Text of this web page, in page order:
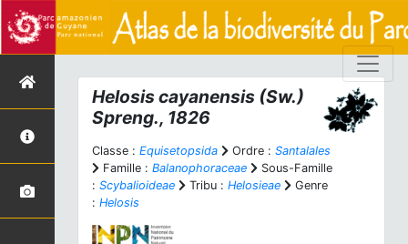
Helosis cayanensis (Sw.)
Spreng., 1826
Classe : Equisetopsida Ordre : Santalales
Famille : Balanophoraceae
Sous-Famille
: Scybalioideae Tribu : Helosieae
Genre
: Helosis